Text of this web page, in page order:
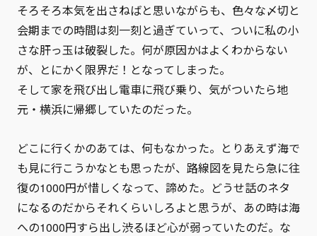
そろそろ本気を出さねばと思いながらも、色々な〆切と
会期までの時間は刻一刻と過ぎていって、ついに私の小
さな肝っ玉は破裂した。何が原因かはよくわからない
が、とにかく限界だ！となってしまった。
そして家を飛び出し電車に飛び乗り、気がついたら地
元・横浜に帰郷していたのだった。
どこに行くかのあては、何もなかった。とりあえず海で
も見に行こうかなとも思ったが、路線図を見たら急に往
復の1000円が惜しくなって、諦めた。どうせ話のネタ
になるのだからそれくらいしろよと思うが、あの時は海
への1000円すら出し渋るほど心が弱っていたのだ。な